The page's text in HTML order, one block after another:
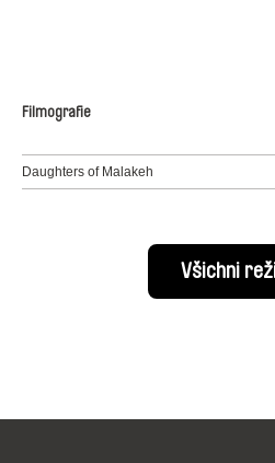
Filmografie
Daughters of Malakeh
Všichni